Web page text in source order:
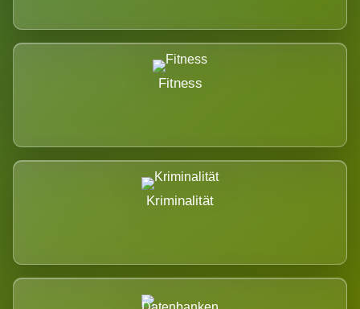
Fitness
Kriminalität